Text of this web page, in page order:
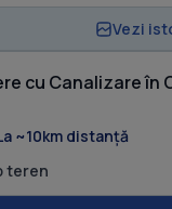
Vezi
cu Canalizare în
~10km distanță
teren